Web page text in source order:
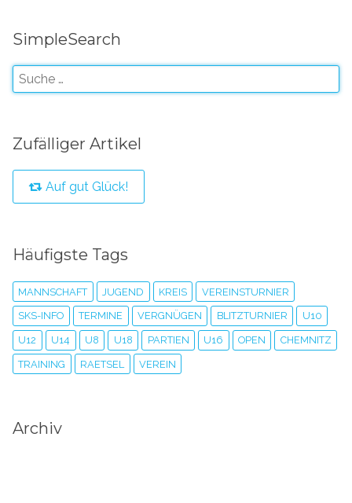
SimpleSearch
Zufälliger Artikel
Auf gut Glück!
Häufigste Tags
MANNSCHAFT JUGEND KREIS VEREINSTURNIER
SKS-INFO TERMINE VERGNÜGEN BLITZTURNIER U10
U12 U14 U8 U18 PARTIEN U16 OPEN CHEMNITZ
TRAINING RAETSEL VEREIN
Archiv